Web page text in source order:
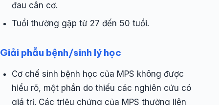
đau cân cơ.
Tuổi thường gặp từ 27 đến 50 tuổi.
Giải phẫu bệnh/sinh lý học
Cơ chế sinh bệnh học của MPS không được
hiểu rõ, một phần do thiếu các nghiên cứu có
giá trị. Các triệu chứng của MPS thường liên